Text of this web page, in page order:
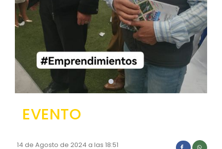
Convocatorias
GESTIÓN ADMINISTRATIVA
Plan de desarrollo y Ordenamiento Territorial -
Plan Anual Contratación - PAC
Plan Operativo Anual - POA
PRESUPUESTO: EJECUCIÓN Y REPORTES
Cédulas presupuestarias y balances
EVENTO
14 de Agosto de 2024 a las 18:51